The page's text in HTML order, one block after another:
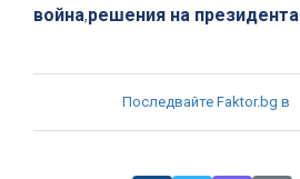
война,решения на президента
Последвайте Faktor.bg в